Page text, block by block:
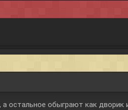
остальное обыграют как дворик